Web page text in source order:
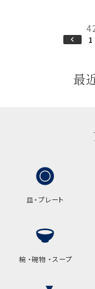
1
最
皿・プレート
椀 ・碗物 ・スープ